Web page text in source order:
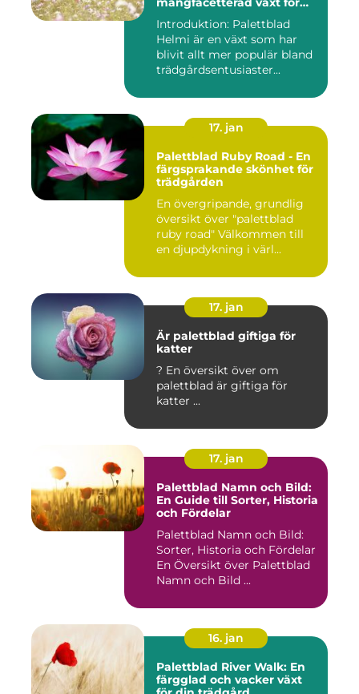
Introduktion: Palettblad
Helmi är en växt som har
blivit allt mer populär bland
trädgårdsentusiaster...
17. jan
Palettblad Ruby Road - En
färgsprakande skönhet för
trädgården
En övergripande, grundlig
översikt över "palettblad
ruby road" Välkommen till
en djupdykning i värl...
17. jan
Är palettblad giftiga för
katter
? En översikt över om
palettblad är giftiga för
katter ...
17. jan
Palettblad Namn och Bild:
En Guide till Sorter, Historia
och Fördelar
Palettblad Namn och Bild:
Sorter, Historia och Fördelar
En Översikt över Palettblad
Namn och Bild ...
16. jan
Palettblad River Walk: En
färgglad och vacker växt